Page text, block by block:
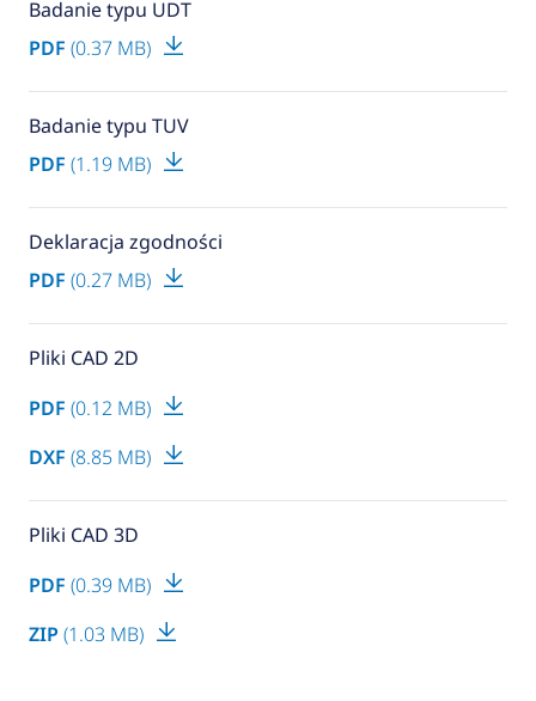
Badanie typu UDT
PDF (0.37 MB)
Badanie typu TUV
PDF (1.19 MB)
Deklaracja zgodności
PDF (0.27 MB)
Pliki CAD 2D
PDF (0.12 MB)
DXF (8.85 MB)
Pliki CAD 3D
PDF (0.39 MB)
ZIP (1.03 MB)